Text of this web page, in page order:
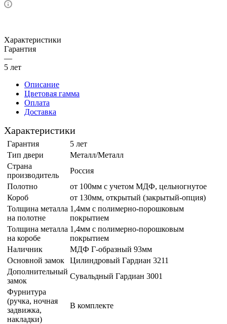
Характеристики
Гарантия
—
5 лет
Описание
Цветовая гамма
Оплата
Доставка
Характеристики
Гарантия
5 лет
Тип двери
Металл/Металл
Страна
производитель
Россия
Полотно
от 100мм с учетом МДФ, цельногнутое
Короб
от 130мм, открытый (закрытый-опция)
Толщина металла
на полотне
1,4мм с полимерно-порошковым
покрытием
Толщина металла
на коробе
1,4мм с полимерно-порошковым
покрытием
Наличник
МДФ Г-образный 93мм
Основной замок
Цилиндровый Гардиан 3211
Дополнительный
замок
Сувальдный Гардиан 3001
Фурнитура
(ручка, ночная
задвижка,
накладки)
В комплекте